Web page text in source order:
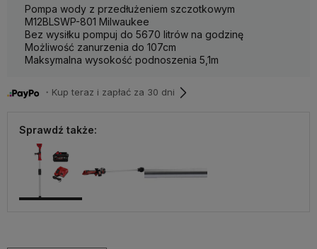
Pompa wody z przedłużeniem szczotkowym
M12BLSWP-801 Milwaukee
Bez wysiłku pompuj do 5670 litrów na godzinę
Możliwość zanurzenia do 107cm
Maksymalna wysokość podnoszenia 5,1m
・Kup teraz i zapłać za 30 dni
Sprawdź także: